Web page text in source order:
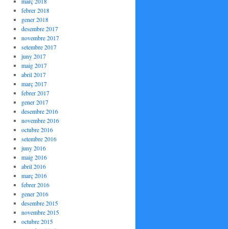
febrer 2018
gener 2018
desembre 2017
novembre 2017
setembre 2017
juny 2017
maig 2017
abril 2017
març 2017
febrer 2017
gener 2017
desembre 2016
novembre 2016
octubre 2016
setembre 2016
juny 2016
maig 2016
abril 2016
març 2016
febrer 2016
gener 2016
desembre 2015
novembre 2015
octubre 2015